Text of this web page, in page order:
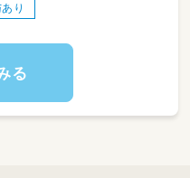
ン保育士と相談をしなが
り
る